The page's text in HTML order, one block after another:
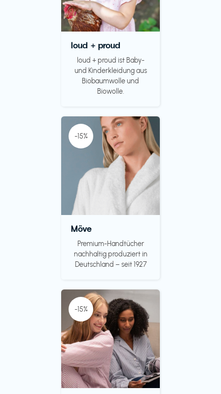
loud + proud
loud + proud ist Baby-
und Kinderkleidung aus
Biobaumwolle und
Biowolle.
-15%
Möve
Premium-Handtücher
nachhaltig produziert in
Deutschland – seit 1927
-15%